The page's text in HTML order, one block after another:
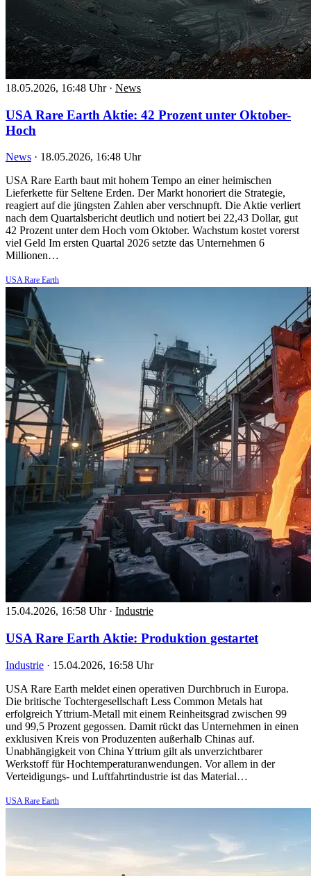
18.05.2026, 16:48 Uhr · News
USA Rare Earth Aktie: 42 Prozent unter Oktober-
Hoch
News · 18.05.2026, 16:48 Uhr
USA Rare Earth baut mit hohem Tempo an einer heimischen
Lieferkette für Seltene Erden. Der Markt honoriert die Strategie,
reagiert auf die jüngsten Zahlen aber verschnupft. Die Aktie verliert
nach dem Quartalsbericht deutlich und notiert bei 22,43 Dollar, gut
42 Prozent unter dem Hoch vom Oktober. Wachstum kostet vorerst
viel Geld Im ersten Quartal 2026 setzte das Unternehmen 6
Millionen…
USA Rare Earth
15.04.2026, 16:58 Uhr · Industrie
USA Rare Earth Aktie: Produktion gestartet
Industrie · 15.04.2026, 16:58 Uhr
USA Rare Earth meldet einen operativen Durchbruch in Europa.
Die britische Tochtergesellschaft Less Common Metals hat
erfolgreich Yttrium-Metall mit einem Reinheitsgrad zwischen 99
und 99,5 Prozent gegossen. Damit rückt das Unternehmen in einen
exklusiven Kreis von Produzenten außerhalb Chinas auf.
Unabhängigkeit von China Yttrium gilt als unverzichtbarer
Werkstoff für Hochtemperaturanwendungen. Vor allem in der
Verteidigungs- und Luftfahrtindustrie ist das Material…
USA Rare Earth